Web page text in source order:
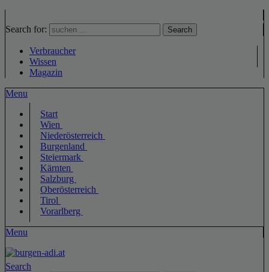
Search for: Search
Verbraucher
Wissen
Magazin
Menu
Start
Wien
Niederösterreich
Burgenland
Steiermark
Kärnten
Salzburg
Oberösterreich
Tirol
Vorarlberg
Menu
Search